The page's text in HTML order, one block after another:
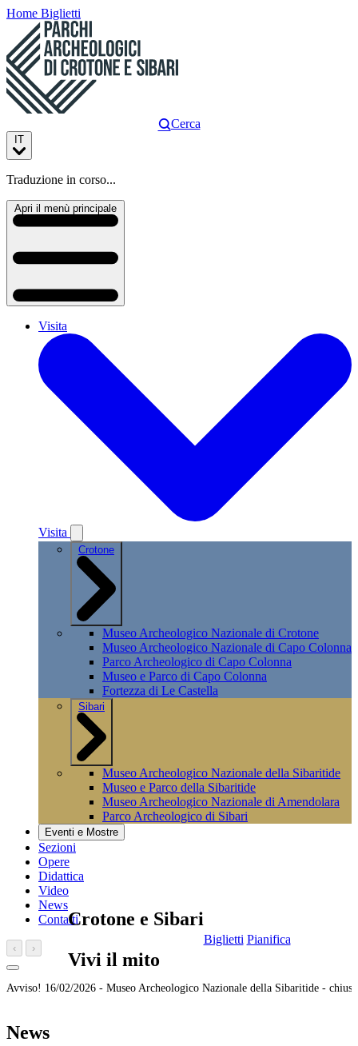
Home Biglietti
Cerca
IT
Traduzione in corso...
Apri il menù principale
Visita
Visita
Crotone
Museo Archeologico Nazionale di Crotone
Museo Archeologico Nazionale di Capo Colonna
Parco Archeologico di Capo Colonna
Museo e Parco di Capo Colonna
Fortezza di Le Castella
Sibari
Museo Archeologico Nazionale della Sibaritide
Museo e Parco della Sibaritide
Museo Archeologico Nazionale di Amendolara
Parco Archeologico di Sibari
Eventi e Mostre
Sezioni
Opere
Didattica
Video
News
ContattiCrotone e Sibari
Vivi il mito
Biglietti Pianifica
‹ ›
Avviso! 16/02/2026 - Museo Archeologico Nazionale della Sibaritide -
News